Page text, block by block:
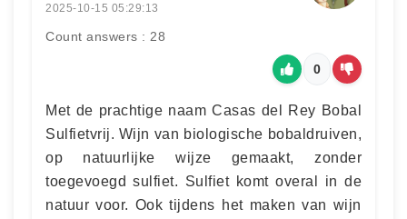
2025-10-15 05:29:13
Count answers : 28
0
Met de prachtige naam Casas del Rey Bobal
Sulfietvrij. Wijn van biologische bobaldruiven,
op natuurlijke wijze gemaakt, zonder
toegevoegd sulfiet. Sulfiet komt overal in de
natuur voor. Ook tijdens het maken van wijn